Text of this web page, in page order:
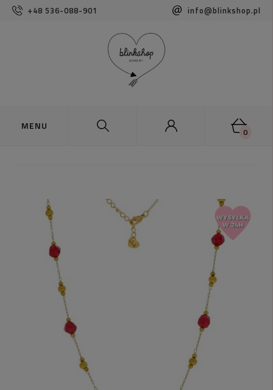
+48 536-088-901 info@blinkshop.pl
0